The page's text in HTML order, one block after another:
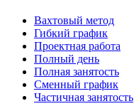
Вахтовый метод
Гибкий график
Проектная работа
Полный день
Полная занятость
Сменный график
Частичная занятость